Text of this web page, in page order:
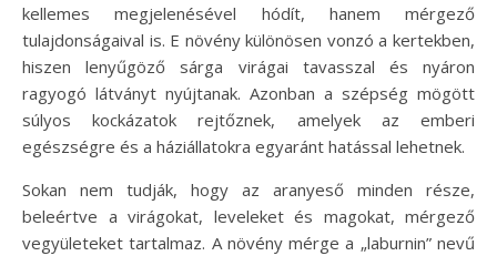
kellemes megjelenésével hódít, hanem mérgező
tulajdonságaival is. E növény különösen vonzó a kertekben,
hiszen lenyűgöző sárga virágai tavasszal és nyáron
ragyogó látványt nyújtanak. Azonban a szépség mögött
súlyos kockázatok rejtőznek, amelyek az emberi
egészségre és a háziállatokra egyaránt hatással lehetnek.
Sokan nem tudják, hogy az aranyeső minden része,
beleértve a virágokat, leveleket és magokat, mérgező
vegyületeket tartalmaz. A növény mérge a „laburnin” nevű